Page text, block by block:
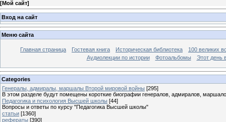
[Мой сайт]
Вход на сайт
Меню сайта
Главная страница Гостевая книга Историческая библиотека
100 великих
Аудиолекции по истории
Фотоальбомы Этот день
Categories
Генералы, адмиралы, маршалы Второй мировой войны [295]
В этом разделе будут помещены короткие биографии генералов, адмиралов,
Педагогика и психология Высшей школы [44]
Вопросы и ответы по курсу "Педагогика Высшей школы"
статьи [1360]
рефераты [390]